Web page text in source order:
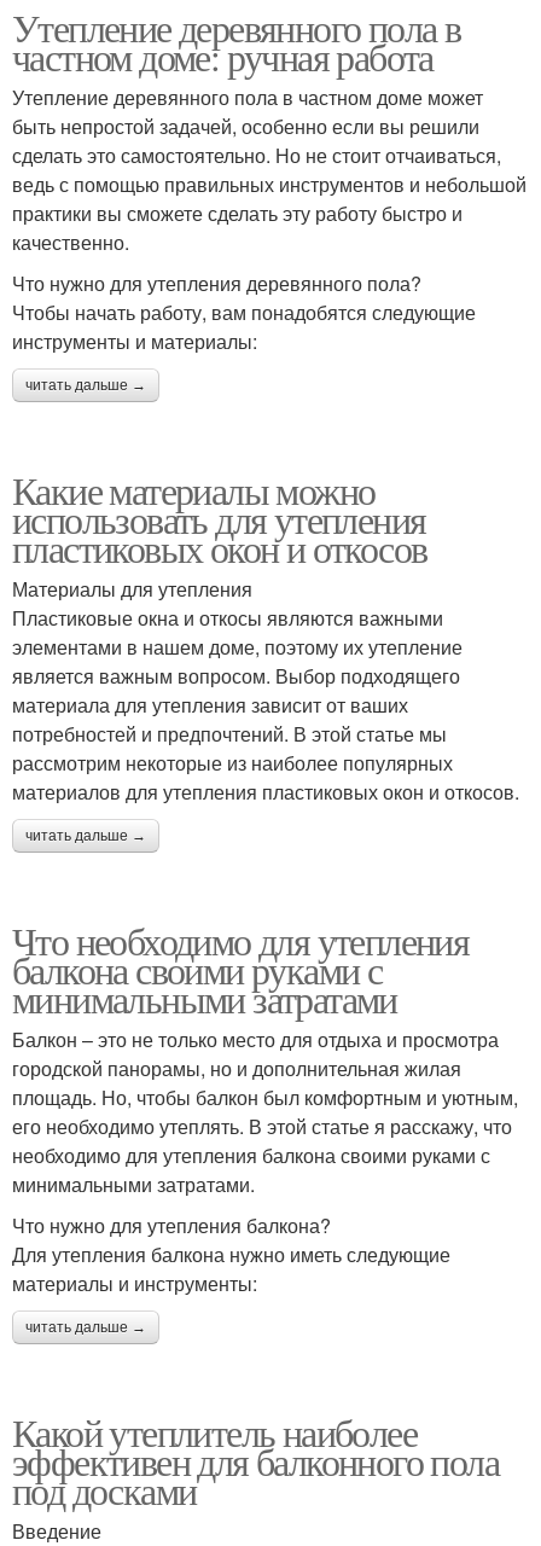
Утепление деревянного пола в
частном доме: ручная работа
Утепление деревянного пола в частном доме может
быть непростой задачей, особенно если вы решили
сделать это самостоятельно. Но не стоит отчаиваться,
ведь с помощью правильных инструментов и небольшой
практики вы сможете сделать эту работу быстро и
качественно.
Что нужно для утепления деревянного пола?
Чтобы начать работу, вам понадобятся следующие
инструменты и материалы:
читать дальше →
Какие материалы можно
использовать для утепления
пластиковых окон и откосов
Материалы для утепления
Пластиковые окна и откосы являются важными
элементами в нашем доме, поэтому их утепление
является важным вопросом. Выбор подходящего
материала для утепления зависит от ваших
потребностей и предпочтений. В этой статье мы
рассмотрим некоторые из наиболее популярных
материалов для утепления пластиковых окон и откосов.
читать дальше →
Что необходимо для утепления
балкона своими руками с
минимальными затратами
Балкон – это не только место для отдыха и просмотра
городской панорамы, но и дополнительная жилая
площадь. Но, чтобы балкон был комфортным и уютным,
его необходимо утеплять. В этой статье я расскажу, что
необходимо для утепления балкона своими руками с
минимальными затратами.
Что нужно для утепления балкона?
Для утепления балкона нужно иметь следующие
материалы и инструменты:
читать дальше →
Какой утеплитель наиболее
эффективен для балконного пола
под досками
Введение